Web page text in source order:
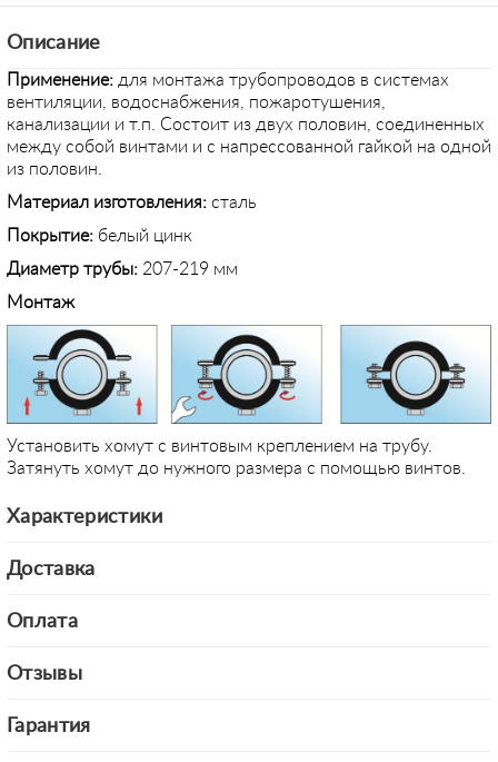
Описание
Применение: для монтажа трубопроводов в системах
вентиляции, водоснабжения, пожаротушения,
канализации и т.п. Состоит из двух половин, соединенных
между собой винтами и с напрессованной гайкой на одной
из половин.
Материал изготовления: сталь
Покрытие: белый цинк
Диаметр трубы: 207-219 мм
Монтаж
Установить хомут с винтовым креплением на трубу.
Затянуть хомут до нужного размера с помощью винтов.
Характеристики
Доставка
Оплата
Отзывы
Гарантия